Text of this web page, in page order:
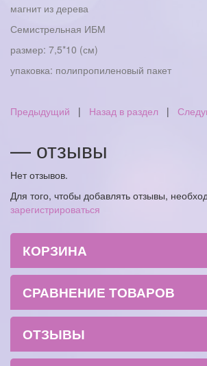
магнит из дерева
Семистрельная ИБМ
размер: 7,5*10 (см)
упаковка: полипропиленовый пакет
Предыдущий | Назад в раздел |
— отзывы
Нет отзывов.
Для того, чтобы добавлять отзывы,
зарегистрироваться
КОРЗИНА
СРАВНЕНИЕ ТОВАРОВ
ОТЗЫВЫ